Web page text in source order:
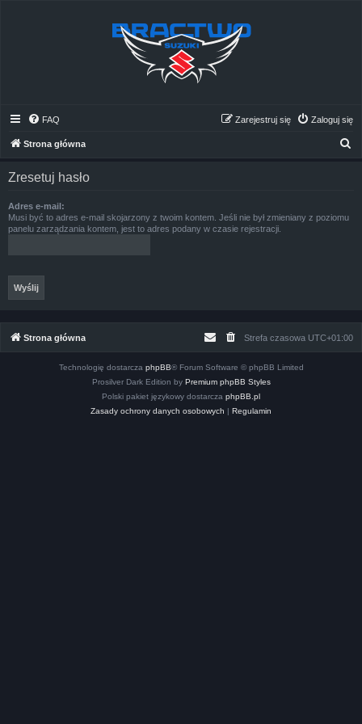
FAQ Zaloguj się
Zarejestruj się
Strona główna
Zresetuj hasło
Adres e-mail:
Musi być to adres e-mail skojarzony z twoim kontem. Jeśli nie był zmieniany z poziomu
panelu zarządzania kontem, jest to adres podany w czasie rejestracji.
Strona główna Strefa czasowa UTC+01:00
Technologię dostarcza phpBB® Forum Software © phpBB Limited
Prosilver Dark Edition by Premium phpBB Styles
Polski pakiet językowy dostarcza phpBB.pl
Zasady ochrony danych osobowych | Regulamin